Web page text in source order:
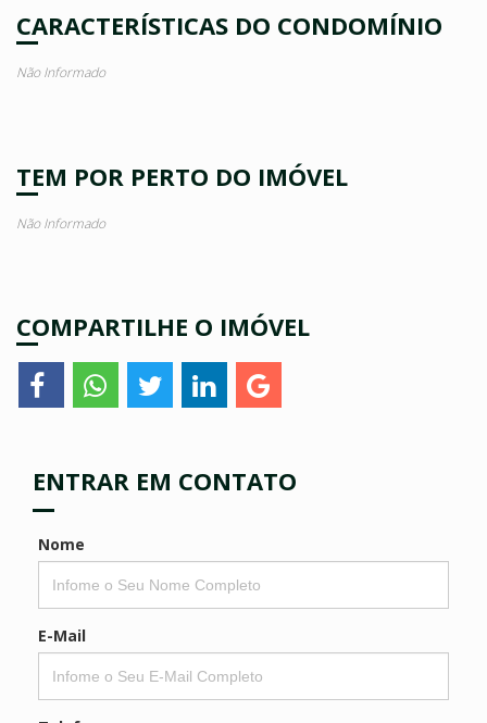
CARACTERÍSTICAS DO CONDOMÍNIO
Não Informado
TEM POR PERTO DO IMÓVEL
Não Informado
COMPARTILHE O IMÓVEL
ENTRAR EM CONTATO
Nome
E-Mail